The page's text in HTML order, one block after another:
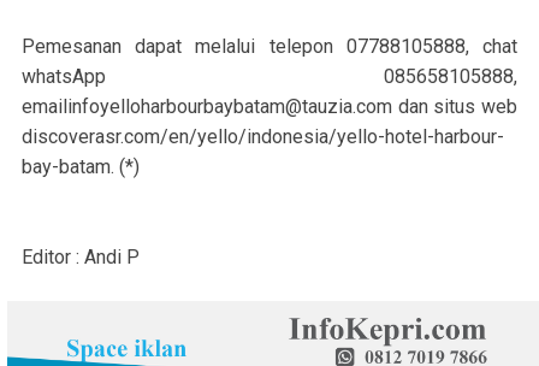
Pemesanan dapat melalui telepon 07788105888, chat
whatsApp 085658105888,
emailinfoyelloharbourbaybatam@tauzia.com dan situs web
discoverasr.com/en/yello/indonesia/yello-hotel-harbour-
bay-batam. (*)
Editor : Andi P